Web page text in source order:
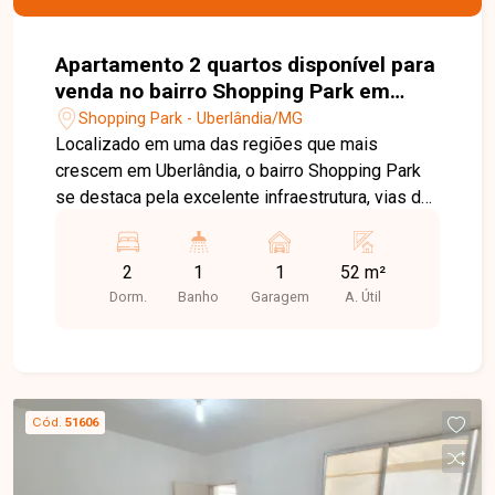
Apartamento 2 quartos disponível para
venda no bairro Shopping Park em
Uberlândia-MG
Shopping Park - Uberlândia/MG
Localizado em uma das regiões que mais
crescem em Uberlândia, o bairro Shopping Park
se destaca pela excelente infraestrutura, vias de
Com ampla oferta de comércios, serviços e
proximidade com importantes pontos da cidade,
como o Parque Una e o Uberlândia Shopping, é
iluminada, dois quartos com ótima distribuição,
banheiro social com armário, cozinha funcional
com armários e sacada que proporciona um
ambiente mais arejado e agradável. O condomínio
2
Dorm.
1
Banho
1
Garagem
52 m²
A. Útil
Cód. 51606